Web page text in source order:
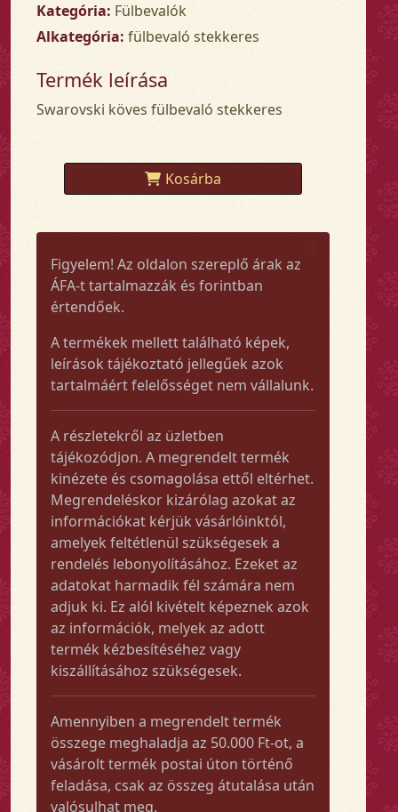
Kategória: Fülbevalók
Alkategória: fülbevaló stekkeres
Termék leírása
Swarovski köves fülbevaló stekkeres
Kosárba
Figyelem! Az oldalon szereplő árak az
ÁFA-t tartalmazzák és forintban
értendőek.
A termékek mellett található képek,
leírások tájékoztató jellegűek azok
tartalmáért felelősséget nem vállalunk.
A részletekről az üzletben
tájékozódjon. A megrendelt termék
kinézete és csomagolása ettől eltérhet.
Megrendeléskor kizárólag azokat az
információkat kérjük vásárlóinktól,
amelyek feltétlenül szükségesek a
rendelés lebonyolításához. Ezeket az
adatokat harmadik fél számára nem
adjuk ki. Ez alól kivételt képeznek azok
az információk, melyek az adott
termék kézbesítéséhez vagy
kiszállításához szükségesek.
Amennyiben a megrendelt termék
összege meghaladja az 50.000 Ft-ot, a
vásárolt termék postai úton történő
feladása, csak az összeg átutalása után
valósulhat meg.